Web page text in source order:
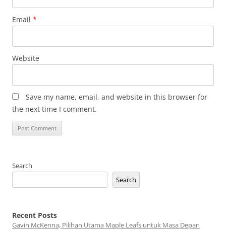
Email *
Website
Save my name, email, and website in this browser for
the next time I comment.
Search
Search
Recent Posts
Gavin McKenna, Pilihan Utama Maple Leafs untuk Masa Depan